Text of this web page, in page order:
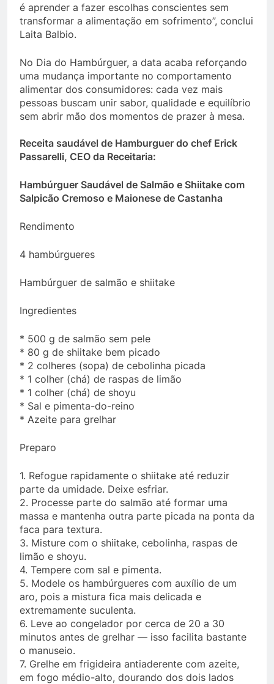
é aprender a fazer escolhas conscientes sem
transformar a alimentação em sofrimento”, conclui
Laita Balbio.
No Dia do Hambúrguer, a data acaba reforçando
uma mudança importante no comportamento
alimentar dos consumidores: cada vez mais
pessoas buscam unir sabor, qualidade e equilíbrio
sem abrir mão dos momentos de prazer à mesa.
Receita saudável de Hamburguer do chef Erick
Passarelli, CEO da Receitaria:
Hambúrguer Saudável de Salmão e Shiitake com
Salpicão Cremoso e Maionese de Castanha
Rendimento
4 hambúrgueres
Hambúrguer de salmão e shiitake
Ingredientes
* 500 g de salmão sem pele
* 80 g de shiitake bem picado
* 2 colheres (sopa) de cebolinha picada
* 1 colher (chá) de raspas de limão
* 1 colher (chá) de shoyu
* Sal e pimenta-do-reino
* Azeite para grelhar
Preparo
1. Refogue rapidamente o shiitake até reduzir
parte da umidade. Deixe esfriar.
2. Processe parte do salmão até formar uma
massa e mantenha outra parte picada na ponta da
faca para textura.
3. Misture com o shiitake, cebolinha, raspas de
limão e shoyu.
4. Tempere com sal e pimenta.
5. Modele os hambúrgueres com auxílio de um
aro, pois a mistura fica mais delicada e
extremamente suculenta.
6. Leve ao congelador por cerca de 20 a 30
minutos antes de grelhar — isso facilita bastante
o manuseio.
7. Grelhe em frigideira antiaderente com azeite,
em fogo médio-alto, dourando dos dois lados